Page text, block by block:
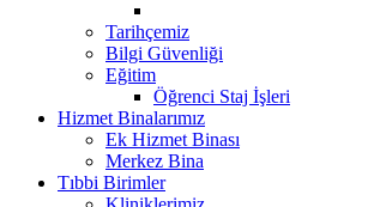
Tarihçemiz
Bilgi Güvenliği
Eğitim
Öğrenci Staj İşleri
Hizmet Binalarımız
Ek Hizmet Binası
Merkez Bina
Tıbbi Birimler